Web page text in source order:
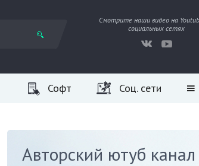
Смотрите наши видео на
социальных сетях
Софт Соц. сети
Авторский ютуб канал